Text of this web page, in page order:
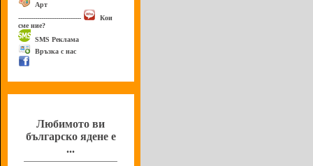
Арт
------------------------------
Кои
сме ние?
SMS Реклама
Връзка с нас
Любимото ви
българско ядене е
...